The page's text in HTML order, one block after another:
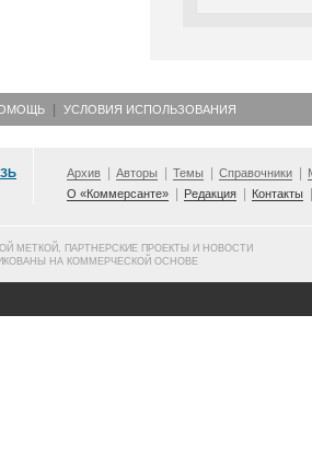
УСЛОВИЯ ИСПОЛЬЗОВАНИЯ
Архив Авторы Темы Справочники
О «Коммерсанте»
Редакция Контакты
МЕТКОЙ, ПАРТНЕРСКИЕ ПРОЕКТЫ И НОВОСТИ
НА КОММЕРЧЕСКОЙ ОСНОВЕ